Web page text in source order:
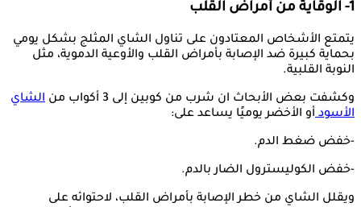
1- الوقاية من أمراض القلب
يتمتع الأشخاص المعتادون على تناول الشاي المثلج بشكل يومي
بحماية كبيرة ضد الإصابة بأمراض القلب والأوعية الدموية، مثل
النوبة القلبية.
وكشفت بعض الأبحاث ان شرب من كوبين إلى 3 أكواب من
الشاي
الأسودأو الأخضر يوميًا يساعد على:
-خفض ضغط الدم.
-خفض الكوليسترول الضار بالدم.
ويقلل الشاي من خطر الإصابة بأمراض القلب، لاحتوائه على